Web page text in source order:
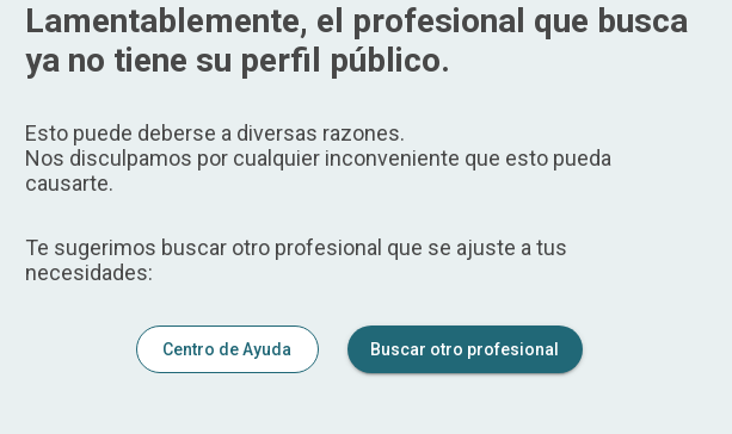
Lamentablemente, el profesional que busca
ya no tiene su perfil público.
Esto puede deberse a diversas razones.
Nos disculpamos por cualquier inconveniente que esto pueda
causarte.
Te sugerimos buscar otro profesional que se ajuste a tus
necesidades:
Centro de Ayuda Buscar otro profesional